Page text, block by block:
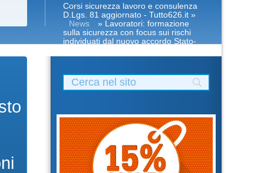
Corsi sicurezza lavoro e consulenza
D.Lgs. 81 aggiornato - Tutto626.it »
News
» Lavoratori: formazione
sulla sicurezza con focus sui rischi
individuati dal nuovo accordo Stato-
regioni 2025 rspp esterno interno rls
seminari gratuiti più partecipati dai
soggetto formatore italiani di
aggiornamento obbligatorio
Scadenze, adempimenti, obblighi,
periodicità della sicurezza tabella
corsi tutti con nuovo Accordo 2025
DRV – Documento Valutazione
Rischio Online formazione in salute e
sicurezza rspp datore di lavoro